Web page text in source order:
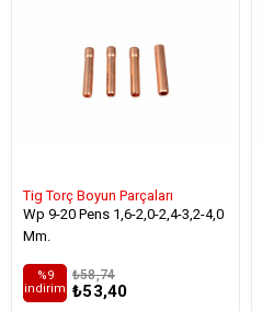
Tig Torç Boyun Parçaları
Wp 9-20 Pens 1,6-2,0-2,4-3,2-4,0
Mm.
₺53,40
₺58,74
%9
i̇ndirim